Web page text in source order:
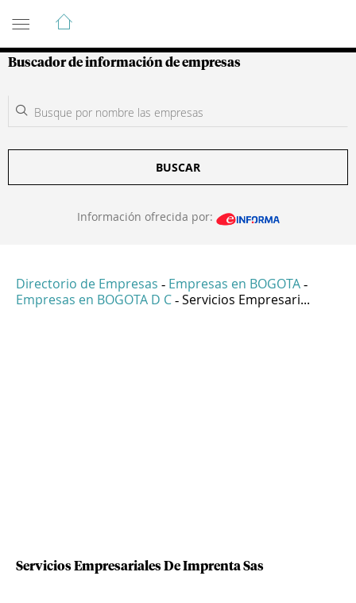
Guía de Empresas Colombianas
Buscador de información de empresas
BUSCAR
Información ofrecida por:
Directorio de Empresas - Empresas en BOGOTA -
Empresas en BOGOTA D C - Servicios Empresari...
Servicios Empresariales De Imprenta Sas